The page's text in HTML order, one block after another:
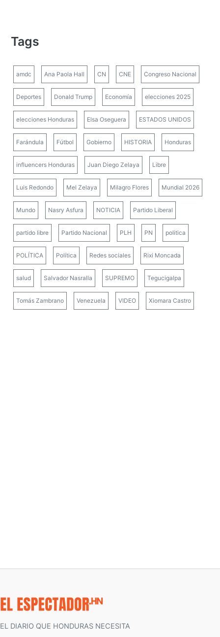
Tags
amdc Ana Paola Hall CN CNE Congreso Nacional
Deportes Donald Trump Economía elecciones 2025
elecciones Honduras Elsa Oseguera ESTADOS UNIDOS
Farándula Fútbol Gobierno HISTORIA Honduras
influencers Honduras Juan Diego Zelaya Libre
Luis Redondo Mel Zelaya Milagro Flores Mundial 2026
Mundo Nasry Asfura NOTICIA Partido Liberal
partido libre Partido Nacional PLH PN politica
POLÍTICA Política Redes sociales Rixi Moncada
salud Salvador Nasralla SUPREMO Tegucigalpa
Tomás Zambrano Venezuela VIDEO Xiomara Castro
EL DIARIO QUE HONDURAS NECESITA